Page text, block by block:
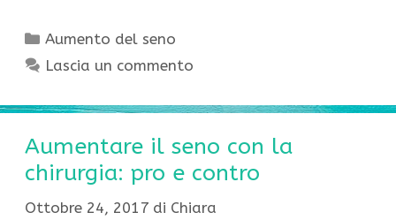
Categorie
Aumento del seno
Lascia un commento
Aumentare il seno con la
chirurgia: pro e contro
Ottobre 24, 2017 di Chiara